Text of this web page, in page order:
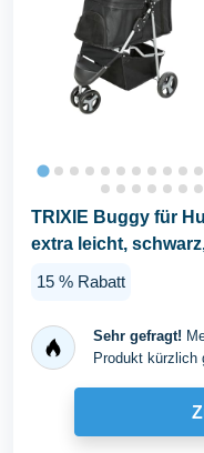
TRIXIE Buggy für
extra leicht,
15 % Rabatt
Sehr gefragt!
Produkt kürzlich